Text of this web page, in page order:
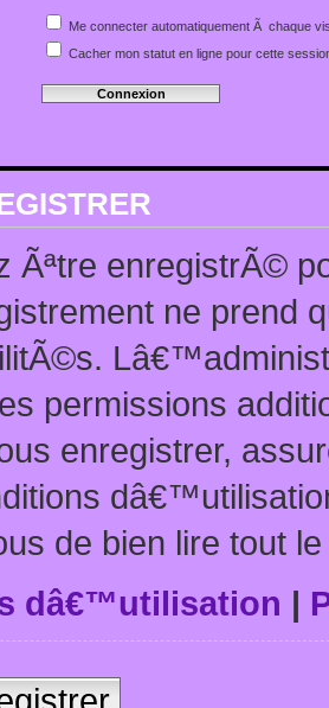
Me connecter automatiquement Ã chaque
Cacher mon statut en ligne pour cette
Ãªtre enregistrÃ©
ne prend
permissions
enregistrer,
de bien lire tout
dâ€™utilisation |